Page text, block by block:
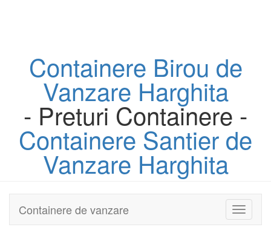
Containere Birou de
Vanzare Harghita
- Preturi Containere -
Containere Santier de
Vanzare Harghita
Toggle
Containere de vanzare